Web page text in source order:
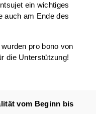
ein wichtiges
auch am Ende des
pro bono von
die Unterstützung!
vom Beginn bis